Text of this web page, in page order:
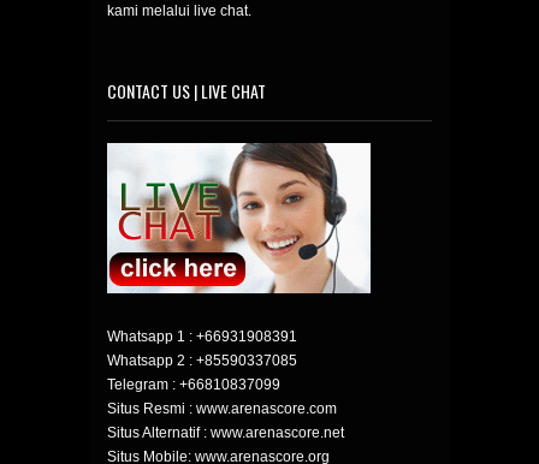
kami melalui live chat.
CONTACT US | LIVE CHAT
Whatsapp 1 : +66931908391
Whatsapp 2 : +85590337085
Telegram : +66810837099
Situs Resmi : www.arenascore.com
Situs Alternatif : www.arenascore.net
Situs Mobile: www.arenascore.org